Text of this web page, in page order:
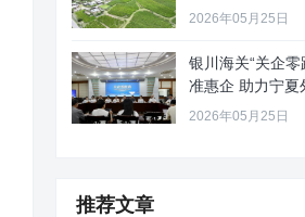
2026年05月25日
银川海关“关企零
准惠企 助力宁夏
效
2026年05月25日
推荐文章